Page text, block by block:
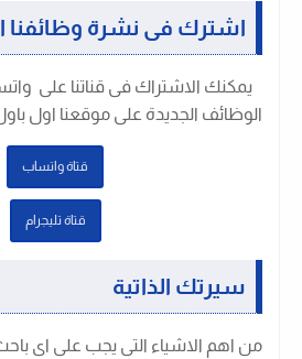
اشترك فى نشرة وظائفنا
يمكنك الاشتراك فى قناتنا على
الوظائف الجديدة على موقعنا اول
قتاة واتساب
قتاة تليجرام
سيرتك الذاتية
من اهم الاشياء التى يجب على اى